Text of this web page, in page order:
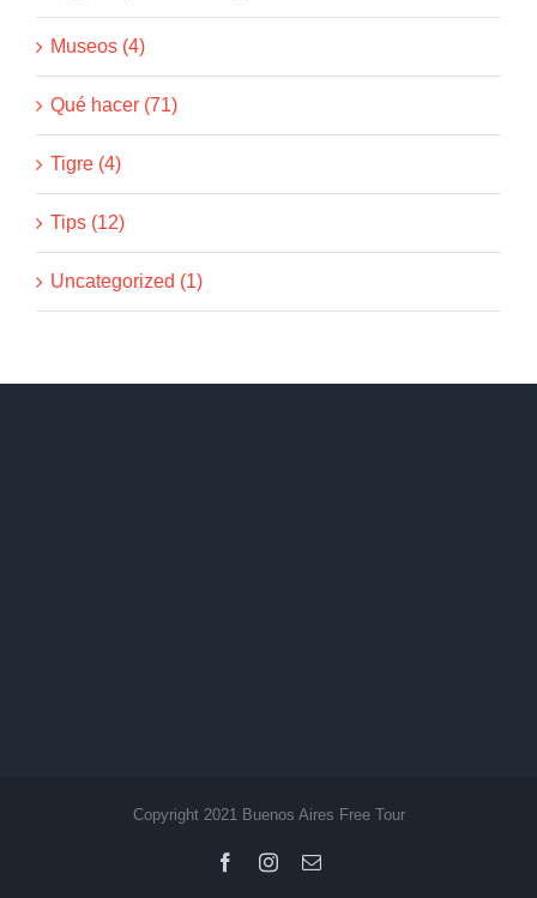
Museos (4)
Qué hacer (71)
Tigre (4)
Tips (12)
Uncategorized (1)
Copyright 2021 Buenos Aires Free Tour
FacebookInstagram
Email